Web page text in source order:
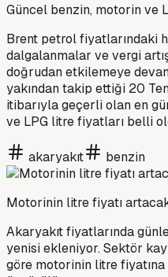
Güncel benzin, motorin ve
Brent petrol fiyatlarındaki
dalgalanmalar ve vergi
doğrudan etkilemeye
yakından takip ettiği 20
itibarıyla geçerli olan en
ve LPG litre fiyatları belli
akaryakıt benzin
Motorinin litre fiyatı
Akaryakıt fiyatlarında
yenisi ekleniyor. Sektör
göre motorinin litre